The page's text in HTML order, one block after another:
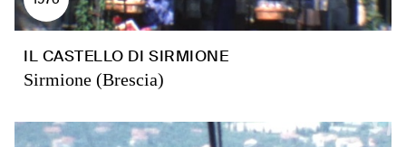
IL CASTELLO DI SIRMIONE
Sirmione (Brescia)